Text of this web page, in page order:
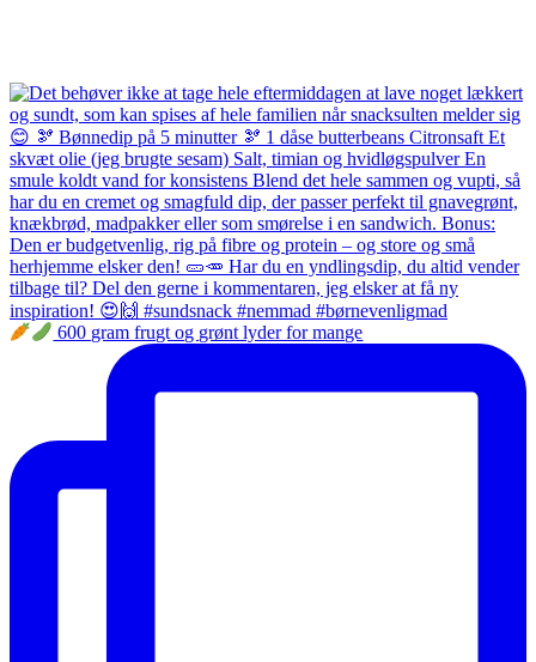
600 gram frugt og grønt lyder for mange